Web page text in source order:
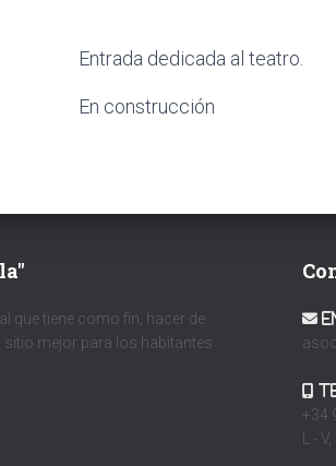
Entrada dedicada al teatro.
En construcción
que tiene como fin, hacer de
sitio mejor para los habitantes
+34
L -